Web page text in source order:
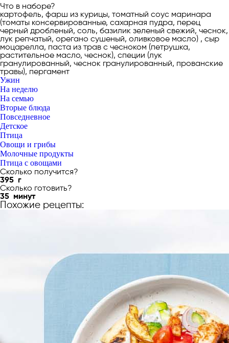
Что в наборе?
картофель, фарш из курицы, томатный соус маринара
(томаты консервированные, сахарная пудра, перец
черный дробленый, соль, базилик зеленый свежий, чеснок,
лук репчатый, орегано сушеный, оливковое масло) , сыр
моцарелла, паста из трав с чесноком (петрушка,
растительное масло, чеснок), специи (лук
гранулированный, чеснок гранулированный, прованские
травы), пергамент
Ужин
На неделю
На семью
Вторые блюда
Повседневное
Детское
Птица
Овощи и грибы
Молочные продукты
Птица с овощами
Сколько получится?
395 г
Сколько готовить?
35 минут
Похожие рецепты: